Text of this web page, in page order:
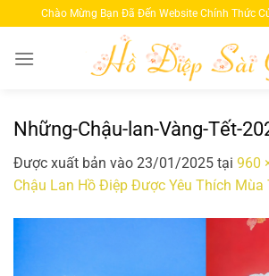
qua
nội
Chào Mừng Bạn Đã Đến Website Chính Thức
Những-Chậu-lan-Vàng-Tết-
Được xuất bản vào 23/01/2025 tại 960
Chậu Lan Hồ Điệp Được Yêu Thích Mùa